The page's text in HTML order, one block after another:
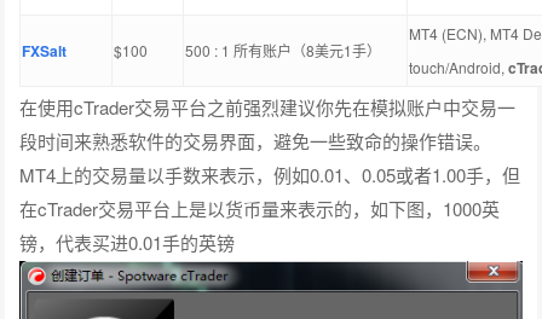
FXSalt $100 500 : 1 所有账户（8美元1手）
MT4 (ECN), MT4
touch/Android,
在使用cTrader交易平台之前强烈建议你先在模拟账户中交易一
段时间来熟悉软件的交易界面，避免一些致命的操作错误。
MT4上的交易量以手数来表示，例如0.01、0.05或者1.00手，但
在cTrader交易平台上是以货币量来表示的，如下图，1000英
镑，代表买进0.01手的英镑